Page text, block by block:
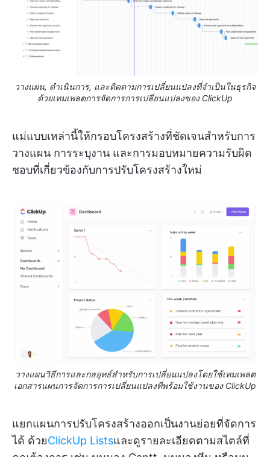
วางแผน, ดำเนินการ, และติดตามการเปลี่ยนแปลงที่จำเป็นในธุรกิจ
ด้วยเทมเพลตการจัดการการเปลี่ยนแปลงของ ClickUp
แม่แบบเหล่านี้ให้กรอบโครงสร้างที่ชัดเจนสำหรับการ
วางแผน การระบุงาน และการมอบหมายความรับผิด
ชอบที่เกี่ยวข้องกับการปรับโครงสร้างใหม่
วางแผนวิธีการและกลยุทธ์สำหรับการเปลี่ยนแปลงโดยใช้เทมเพลต
เอกสารแผนการจัดการการเปลี่ยนแปลงที่พร้อมใช้งานของ ClickUp
แยกแผนการปรับโครงสร้างออกเป็นงานย่อยที่จัดการ
ได้ ด้วยClickUp Listsและดูรายละเอียดตามสไตล์ที่